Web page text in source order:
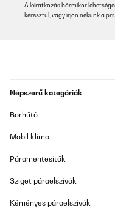
A leiratkozás bármikor
keresztül, vagy írjon nekünk a
Népszerű kategóriák
Borhűtő
Mobil klíma
Páramentesítők
Sziget páraelszívók
Kéményes páraelszívók